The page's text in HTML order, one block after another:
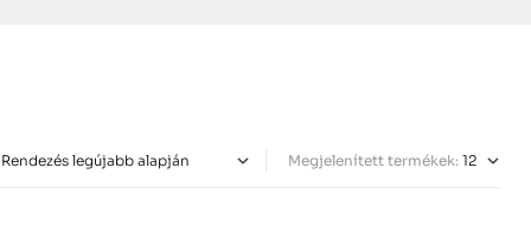
Megjelenített termékek: